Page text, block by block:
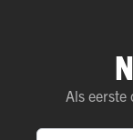
Als eerste